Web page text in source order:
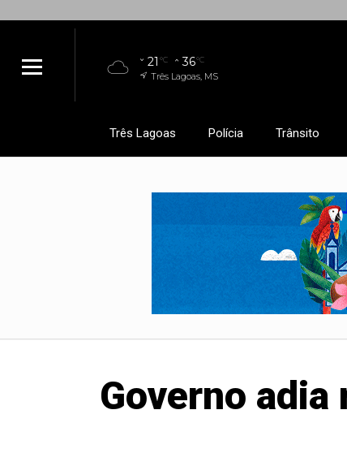
21 °C 36°C
Três Lagoas, MS
Três Lagoas Polícia Trânsito
Governo